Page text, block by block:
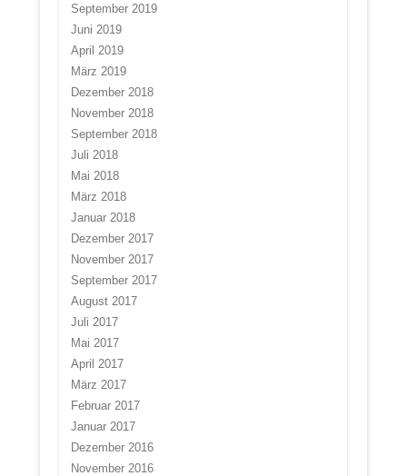
September 2019
Juni 2019
April 2019
März 2019
Dezember 2018
November 2018
September 2018
Juli 2018
Mai 2018
März 2018
Januar 2018
Dezember 2017
November 2017
September 2017
August 2017
Juli 2017
Mai 2017
April 2017
März 2017
Februar 2017
Januar 2017
Dezember 2016
November 2016